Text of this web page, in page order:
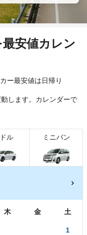
安値カレン
ー最安値は日帰り
します。カレンダーで
ル ミニバン
木 金 土
1